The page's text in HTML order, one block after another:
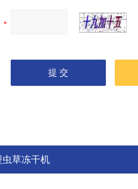
虫草冻干机